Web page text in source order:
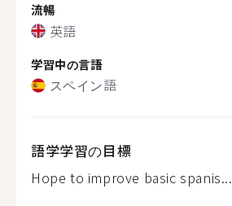
流暢
英語
学習中の言語
スペイン語
語学学習の目標
Hope to improve basic spanis...